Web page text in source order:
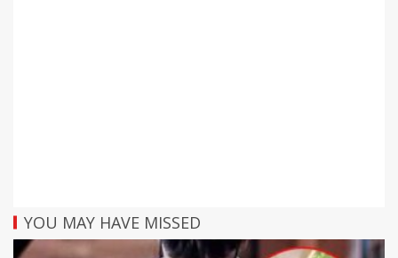
YOU MAY HAVE MISSED